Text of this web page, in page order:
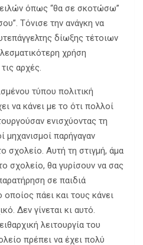
όπως “θα σε σκοτώσω”
Τόνισε την ανάγκη να
δίωξης τέτοιων
χρήση
αρχές.
τύπου πολιτική
να κάνει με το ότι πολλοί
ενισχύοντας τη
μηχανισμοί παρήγαγαν
σχολείο. Αυτή τη στιγμή, άμα
σχολείο, θα γυρίσουν να σας
σε παιδιά
οποίος πάει και τους κάνει
Δεν γίνεται κι αυτό.
λειτουργία του
πρέπει να έχει πολύ